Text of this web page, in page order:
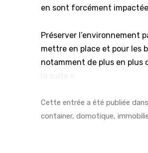
en sont forcément
Préserver l’environnement
mettre en place et pour les
notamment de plus en plus
Cette entrée a été publiée dans
container, domotique,